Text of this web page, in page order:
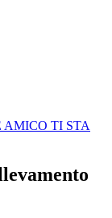
TI STA